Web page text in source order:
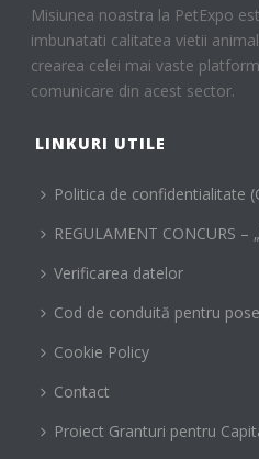
Misiunea noastra la PetExpo
imbunatati calitatea vietii
crearea celei mai vaste
comunicare din acest sector.
LINKURI UTILE
Politica de confidentialitate
REGULAMENT CONCURS
Verificarea datelor
Cod de conduită pentru
Cookie Policy
Contact
Proiect Granturi pentru